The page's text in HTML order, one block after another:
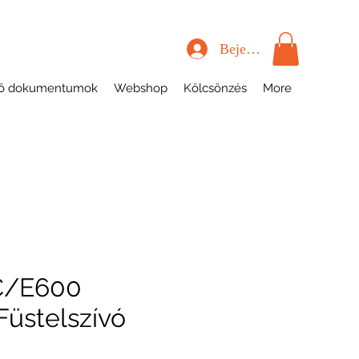
Bejelentkezés
dokumentumok Webshop Kölcsönzés More
E600